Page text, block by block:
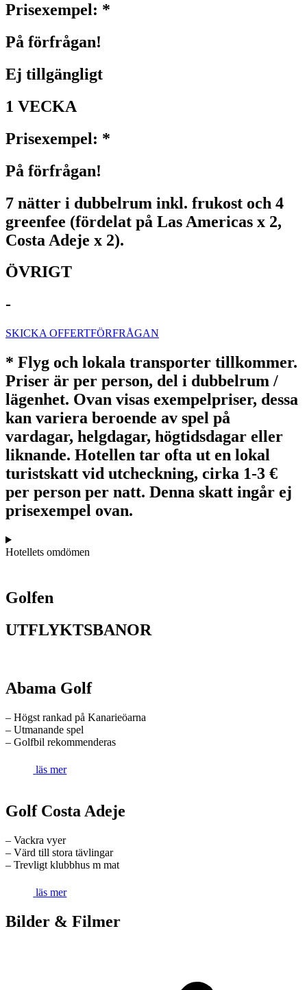
Prisexempel: *
På förfrågan!
Ej tillgängligt
1 VECKA
Prisexempel: *
På förfrågan!
7 nätter i dubbelrum inkl. frukost och 4
greenfee (fördelat på Las Americas x 2,
Costa Adeje x 2).
ÖVRIGT
-
SKICKA OFFERTFÖRFRÅGAN
* Flyg och lokala transporter tillkommer.
Priser är per person, del i dubbelrum /
lägenhet. Ovan visas exempelpriser, dessa
kan variera beroende av spel på
vardagar, helgdagar, högtidsdagar eller
liknande. Hotellen tar ofta ut en lokal
turistskatt vid utcheckning, cirka 1-3 €
per person per natt. Denna skatt ingår ej
prisexempel ovan.
Hotellets omdömen
Golfen
UTFLYKTSBANOR
Abama Golf
– Högst rankad på Kanarieöarna
– Utmanande spel
– Golfbil rekommenderas
läs mer
Golf Costa Adeje
– Vackra vyer
– Värd till stora tävlingar
– Trevligt klubbhus m mat
läs mer
Bilder & Filmer